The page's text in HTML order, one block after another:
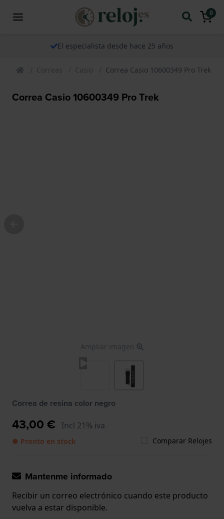
0
El especialista desde hace 25 años
Correas Casio Correa Casio 10600349 Pro Trek
Correa Casio 10600349 Pro Trek
Ampliar imagen
Correa de resina color negro
43,00 € Incl 21% iva
● Pronto en stock Comparar Relojes
Mantenme informado
Recibir un correo electrónico cuando este producto
vuelva a estar disponible.